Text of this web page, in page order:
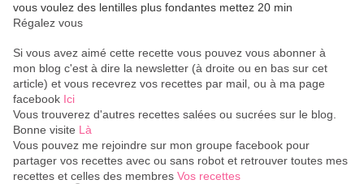
vous voulez des lentilles plus fondantes mettez 20 min
Régalez vous
Si vous avez aimé cette recette vous pouvez vous abonner à
mon blog c'est à dire la newsletter (à droite ou en bas sur cet
article) et vous recevrez vos recettes par mail, ou à ma page
facebook Ici
Vous trouverez d'autres recettes salées ou sucrées sur le blog.
Bonne visite Là
Vous pouvez me rejoindre sur mon groupe facebook pour
partager vos recettes avec ou sans robot et retrouver toutes mes
recettes et celles des membres Vos recettes